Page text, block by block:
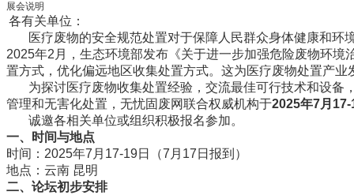
展会说明
各有关单位：
医疗废物的安全规范处置对于保障人民群众身体健康和环
2025年2月，生态环境部发布《关于进一步加强危险废物环
置方式，优化偏远地区收集处置方式。这为医疗废物处置产
为探讨医疗废物收集处置经验，交流最佳可行技术和设备
管理和无害化处置，无忧固废网联合权威机构于2025年7月 17-
诚邀各相关单位或组织积极报名参加。
一、时间与地点
时间：2025年7月17-19日（7月17日报到）
地点：云南 昆明
二、论坛初步安排